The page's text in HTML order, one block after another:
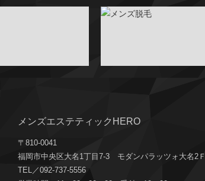
メンズエステティックHERO
〒810-0041
福岡市中央区大名1丁目7-3 モダンパラッツォ大名2Ｆ
TEL／092-737-5556